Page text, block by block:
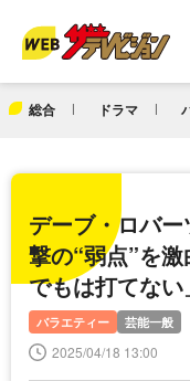
総合 ドラマ
デーブ・ロバ
撃の“弱点”を
でもは打てな
バラエティー 芸能一般
2025/04/18 13:00